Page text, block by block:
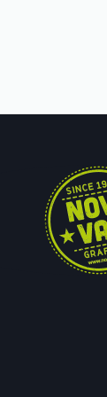
cesta 72, 10 000
6314 595